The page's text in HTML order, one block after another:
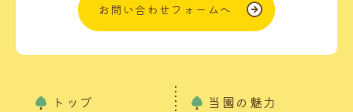
お問い合わせフォームへ
トップ 当園の魅力